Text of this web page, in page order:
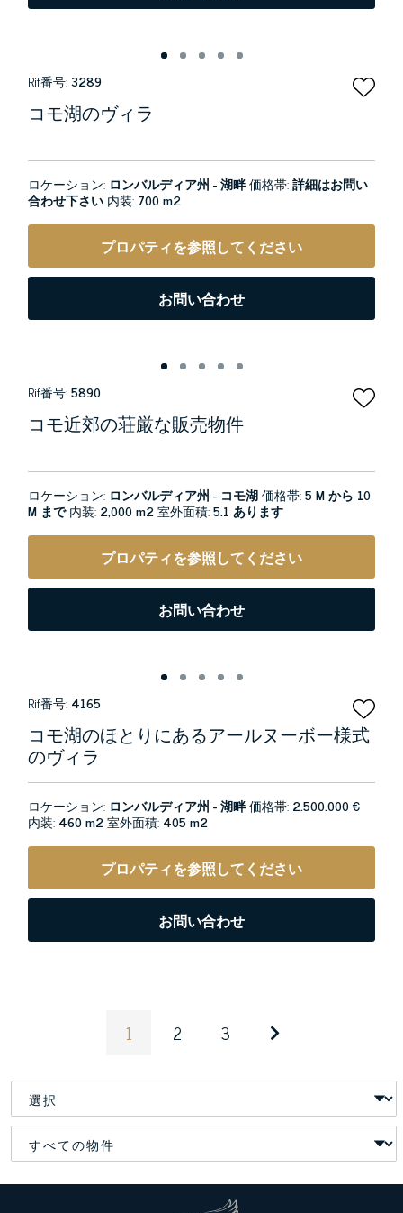
Rif番号:3289
コモ湖のヴィラ
ロケーション: ロンバルディア州 - 湖畔価格帯:詳細はお問い
合わせ下さい 内装: 700 m2
プロパティを参照してください
お問い合わせ
Rif番号:5890
コモ近郊の荘厳な販売物件
ロケーション: ロンバルディア州 - コモ湖価格帯:5 M から 10
M まで内装: 2,000 m2室外面積:5.1 あります
プロパティを参照してください
お問い合わせ
Rif番号: 4165
コモ湖のほとりにあるアールヌーボー様式
のヴィラ
ロケーション: ロンバルディア州 - 湖畔価格帯: 2.500.000 €
内装: 460 m2室外面積: 405 m2
プロパティを参照してください
お問い合わせ
1 2 3